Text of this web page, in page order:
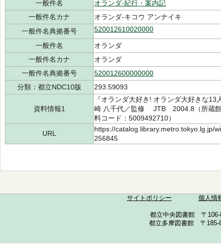
一般件名
オランダ-紀行・案内記
一般件名カナ
オランダ-キコウ アンナイキ
一般件名典拠番号
520012610020000
一般件名
オランダ
一般件名カナ
オランダ
一般件名典拠番号
520012600000000
分類：都立NDC10版
293.59093
資料情報1
『オランダ大好き! オランダ大好きな
崎 八千代／監修 JTB 2004.8（所蔵
料コード：5009492710）
URL
https://catalog.library.metro.tokyo.lg.jp/
256845
サイトポリシー 個人情
都立中央図書館 〒
都立多摩図書館 〒185-